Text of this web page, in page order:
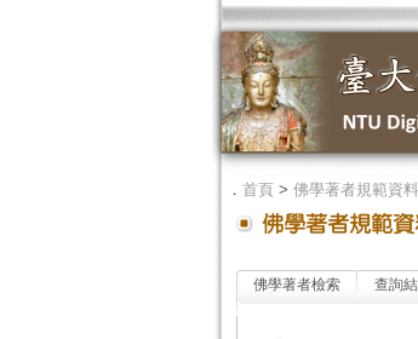
． 首頁> 佛學著者規範資
佛學著者檢索 查詢